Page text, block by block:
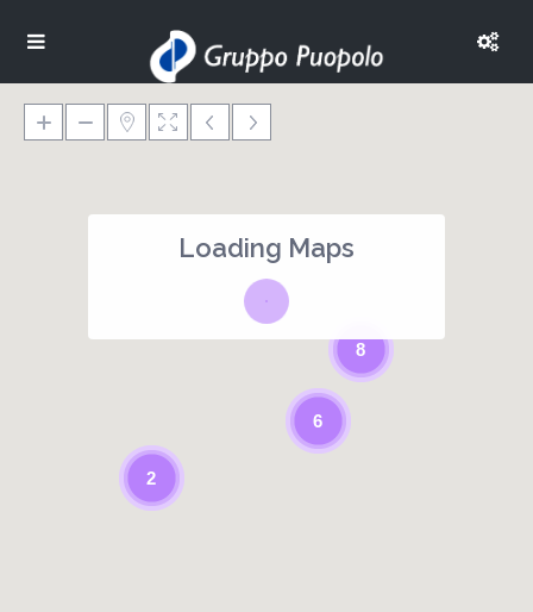
8
6
2
Loading Maps